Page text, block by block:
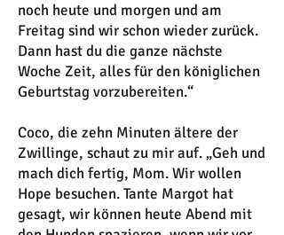
noch heute und morgen und am
Freitag sind wir schon wieder zurück.
Dann hast du die ganze nächste
Woche Zeit, alles für den königlichen
Geburtstag vorzubereiten.“
Coco, die zehn Minuten ältere der
Zwillinge, schaut zu mir auf. „Geh und
mach dich fertig, Mom. Wir wollen
Hope besuchen. Tante Margot hat
gesagt, wir können heute Abend mit